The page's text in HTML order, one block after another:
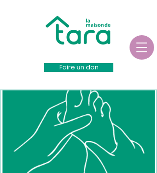
Faire un don